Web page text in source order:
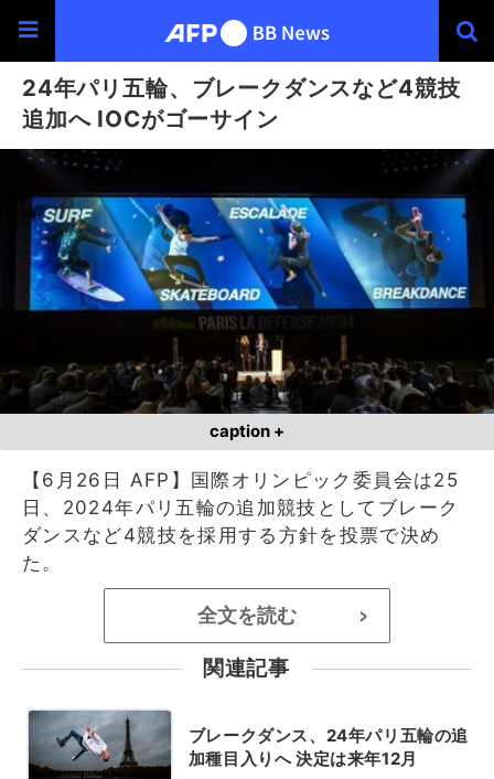
24年パリ五輪、ブレークダンスなど4競技
追加へ IOCがゴーサイン
caption +
【6月26日 AFP】国際オリンピック委員会は25
日、2024年パリ五輪の追加競技としてブレーク
ダンスなど4競技を採用する方針を投票で決め
た。
全文を読む >
関連記事
ブレークダンス、24年パリ五輪の追
加種目入りへ 決定は来年12月